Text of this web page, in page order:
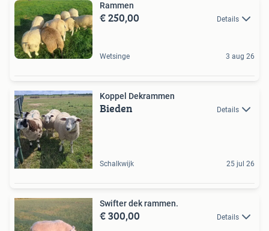
Rammen
€ 250,00 Details
Wetsinge 3 aug 26
Koppel Dekrammen
Bieden Details
Schalkwijk 25 jul 26
Swifter dek rammen.
€ 300,00 Details